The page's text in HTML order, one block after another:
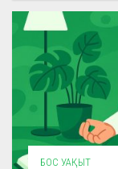
БОС УАҚЫТ